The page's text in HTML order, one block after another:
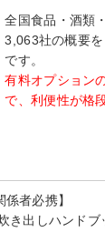
全国食品・酒類
3,063社の概要
です。
有料オプション
で、利便性が格
係者必携】
き出しハンドブ